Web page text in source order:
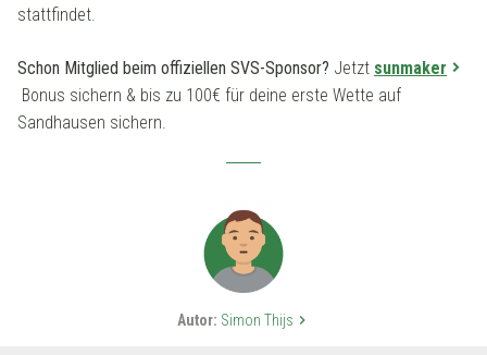
stattfindet.
Schon Mitglied beim offiziellen SVS-Sponsor? Jetzt sunmaker
Bonus sichern & bis zu 100€ für deine erste Wette auf
Sandhausen sichern.
Autor: Simon Thijs keyboard_arrow_right